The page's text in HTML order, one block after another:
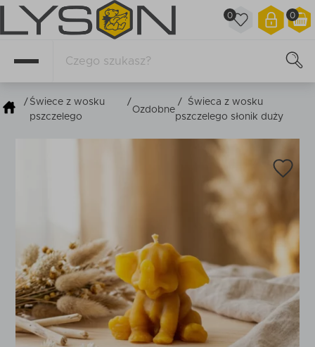
0
0
/ Świece z wosku
pszczelego
/
Ozdobne
/ Świeca z wosku
pszczelego słonik duży